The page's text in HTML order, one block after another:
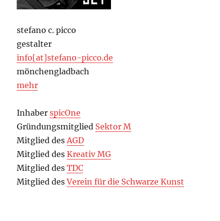
stefano c. picco
gestalter
info[at]stefano-picco.de
mönchengladbach
mehr
InhaberspicOne
Gründungsmitglied Sektor M
Mitglied desAGD
Mitglied desKreativ MG
Mitglied desTDC
Mitglied desVerein für die Schwarze Kunst